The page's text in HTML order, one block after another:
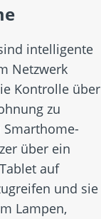
intelligente
Netzwerk
Kontrolle über
zu
über ein
auf
und sie
Lampen,